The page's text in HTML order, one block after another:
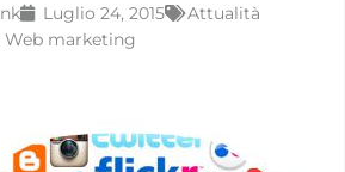
Luglio 24, 2015
Attualità
Web marketing